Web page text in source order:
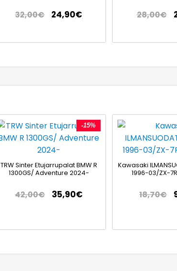
32,00€ 24,90€ 28,00€
-15%
TRW Sinter Etujarrupalat BMW R
1300GS/ Adventure 2024-
42,00€ 35,90€
Kawasaki
1996-03/ZX-
18,70€